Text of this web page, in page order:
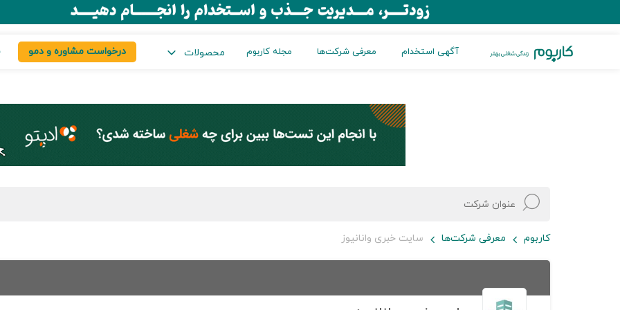
آگهی استخدام معرفی شرکت‌ها مجله کاربوم محصولات درخواست مشاوره و دمو
کاربوم معرفی شرکت‌ها سایت خبری وانانیوز